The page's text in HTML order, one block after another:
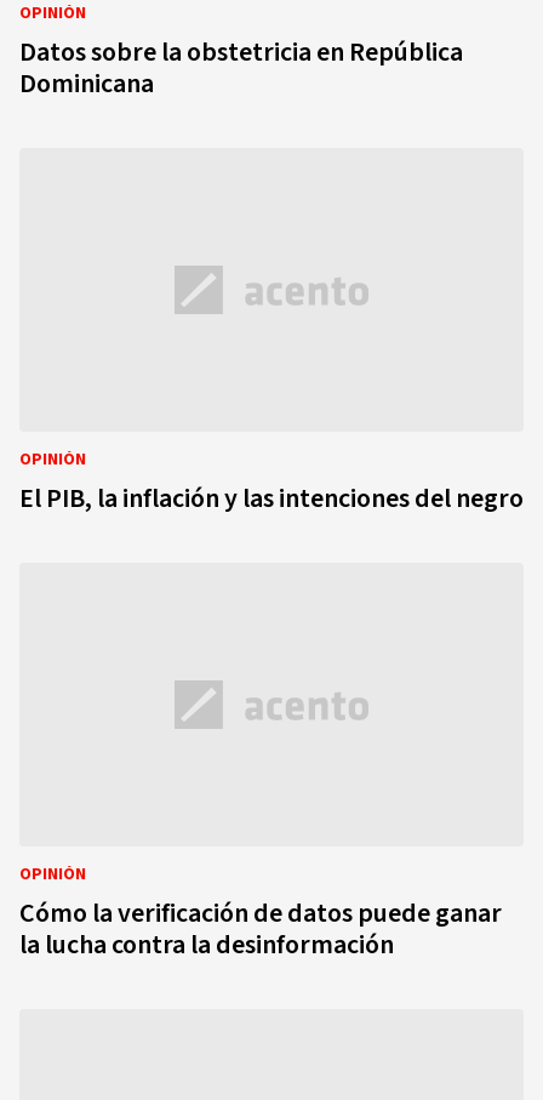
OPINIÓN
Datos sobre la obstetricia en República
Dominicana
OPINIÓN
El PIB, la inflación y las intenciones del negro
OPINIÓN
Cómo la verificación de datos puede ganar
la lucha contra la desinformación